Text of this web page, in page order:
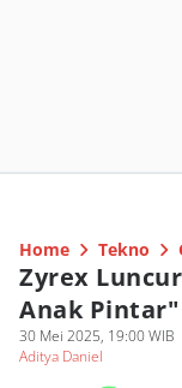
Home Tekno
Zyrex
Anak
30 Mei 2025, 19:00 WIB
Aditya Daniel